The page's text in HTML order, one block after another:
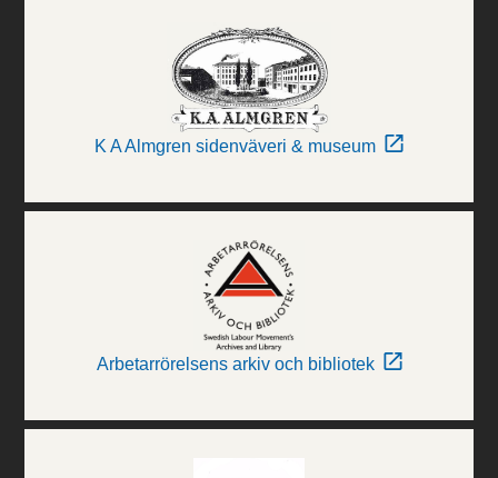
K A Almgren sidenväveri & museum
Arbetarrörelsens arkiv och bibliotek